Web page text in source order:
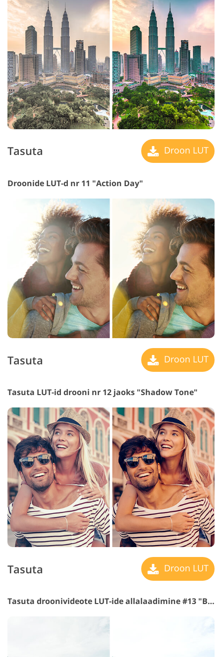
Tasuta Droon LUT
Droonide LUT-d nr 11 "Action Day"
Tasuta Droon LUT
Tasuta LUT-id drooni nr 12 jaoks "Shadow Tone"
Tasuta Droon LUT
Tasuta droonivideote LUT-ide allalaadimine #13 "Blue Hawaiian"